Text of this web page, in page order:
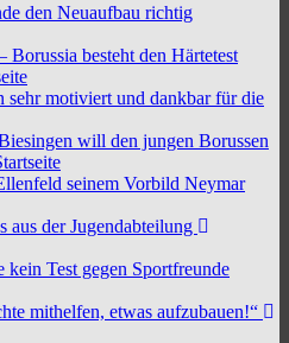
den Neuaufbau richtig
Borussia besteht den Härtetest
sehr motiviert und dankbar für die
will den jungen Borussen
seinem Vorbild Neymar
aus der Jugendabteilung
kein Test gegen Sportfreunde
mithelfen, etwas aufzubauen!“